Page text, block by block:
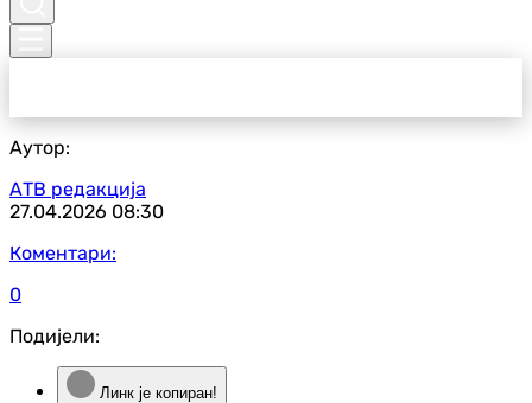
Аутор:
АТВ редакција
27.04.2026 08:30
Коментари:
0
Подијели:
Линк је копиран!